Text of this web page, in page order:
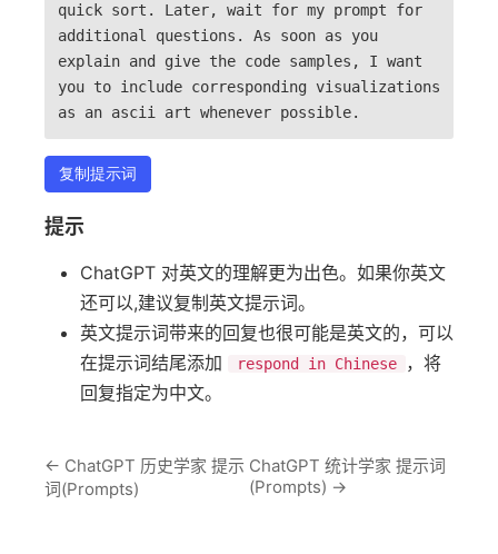
quick sort. Later, wait for my prompt for
additional questions. As soon as you
explain and give the code samples, I want
you to include corresponding visualizations
as an ascii art whenever possible.
复制提示词
提示
ChatGPT 对英文的理解更为出色。如果你英文
还可以,建议复制英文提示词。
英文提示词带来的回复也很可能是英文的，可以
在提示词结尾添加
respond in Chinese
，将
回复指定为中文。
← ChatGPT 历史学家 提示
词(Prompts)
ChatGPT 统计学家 提示词
(Prompts) →